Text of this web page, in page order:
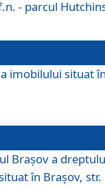
- parcul
imobilului situat
Brașov a
în Brașov, str.